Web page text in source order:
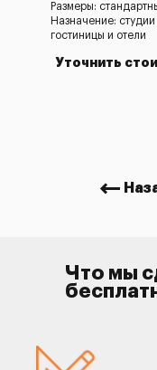
Размеры:
Назначение:
гостиницы и отели
Уточнить
Что мы